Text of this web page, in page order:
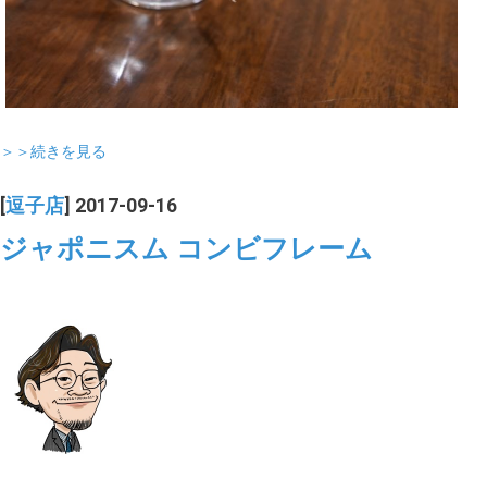
＞＞続きを見る
逗子店 ] 2017-09-16
ジャポニスム コンビフレーム